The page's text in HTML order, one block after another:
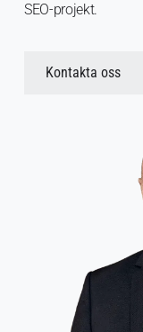
SEO-projekt.
Kontakta oss